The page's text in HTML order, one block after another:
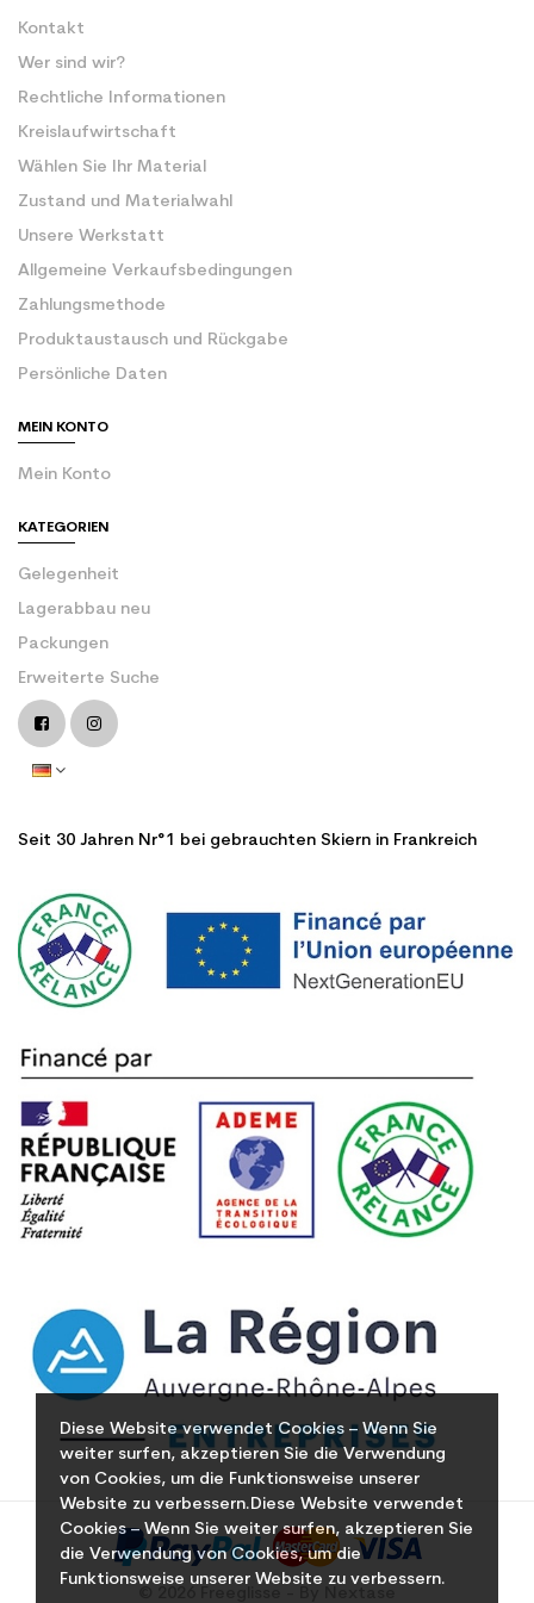
Diese Website verwendet Cookies – Wenn Sie
weiter surfen, akzeptieren Sie die Verwendung
von Cookies, um die Funktionsweise unserer
Website zu verbessern.Diese Website verwendet
Cookies – Wenn Sie weiter surfen, akzeptieren Sie
die Verwendung von Cookies, um die
Funktionsweise unserer Website zu verbessern.
Kontakt
Wer sind wir?
Rechtliche Informationen
Kreislaufwirtschaft
Wählen Sie Ihr Material
Zustand und Materialwahl
Unsere Werkstatt
Allgemeine Verkaufsbedingungen
Zahlungsmethode
Produktaustausch und Rückgabe
Persönliche Daten
MEIN KONTO
Mein Konto
KATEGORIEN
Gelegenheit
Lagerabbau neu
Packungen
Erweiterte Suche
Seit 30 Jahren Nr°1 bei gebrauchten Skiern in Frankreich